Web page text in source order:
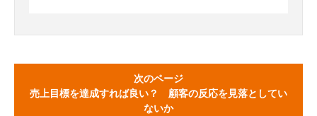
次のページ
売上目標を達成すれば良い？ 顧客の反応を見落としてい
ないか